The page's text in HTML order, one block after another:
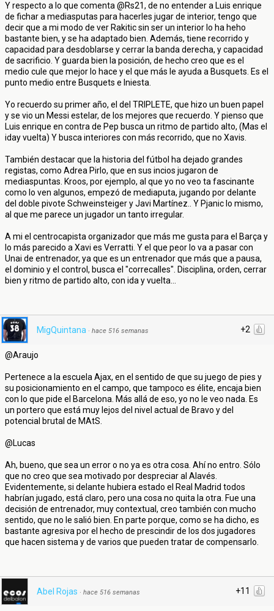
Y respecto a lo que comenta @Rs21, de no entender a Luis enrique
de fichar a mediasputas para hacerles jugar de interior, tengo que
decir que a mi modo de ver Rakitic sin ser un interior lo ha heho
bastante bien, y se ha adaptado bien. Además, tiene recorrido y
capacidad para desdoblarse y cerrar la banda derecha, y capacidad
de sacrificio. Y guarda bien la posición, de hecho creo que es el
medio cule que mejor lo hace y el que más le ayuda a Busquets. Es el
punto medio entre Busquets e Iniesta.
Yo recuerdo su primer año, el del TRIPLETE, que hizo un buen papel
y se vio un Messi estelar, de los mejores que recuerdo. Y pienso que
Luis enrique en contra de Pep busca un ritmo de partido alto, (Mas el
iday vuelta) Y busca interiores con más recorrido, que no Xavis.
También destacar que la historia del fútbol ha dejado grandes
registas, como Adrea Pirlo, que en sus incios jugaron de
mediaspuntas. Kroos, por ejemplo, al que yo no veo ta fascinante
como lo ven algunos, empezó de mediaputa, jugando por delante
del doble pivote Schweinsteiger y Javi Martínez.. Y Pjanic lo mismo,
al que me parece un jugador un tanto irregular.
A mi el centrocapista organizador que más me gusta para el Barça y
lo más parecido a Xavi es Verratti. Y el que peor lo va a pasar con
Unai de entrenador, ya que es un entrenador que más que a pausa,
el dominio y el control, busca el "correcalles". Disciplina, orden, cerrar
bien y ritmo de partido alto, con ida y vuelta...
+2
MigQuintana · hace 516 semanas
@Araujo
Pertenece a la escuela Ajax, en el sentido de que su juego de pies y
su posicionamiento en el campo, que tampoco es élite, encaja bien
con lo que pide el Barcelona. Más allá de eso, yo no le veo nada. Es
un portero que está muy lejos del nivel actual de Bravo y del
potencial brutal de MAtS.
@Lucas
Ah, bueno, que sea un error o no ya es otra cosa. Ahí no entro. Sólo
que no creo que sea motivado por despreciar al Alavés.
Evidentemente, si delante hubiera estado el Real Madrid todos
habrían jugado, está claro, pero una cosa no quita la otra. Fue una
decisión de entrenador, muy contextual, creo también con mucho
sentido, que no le salió bien. En parte porque, como se ha dicho, es
bastante agresiva por el hecho de prescindir de los dos jugadores
que hacen sistema y de varios que pueden tratar de compensarlo.
+11
Abel Rojas · hace 516 semanas